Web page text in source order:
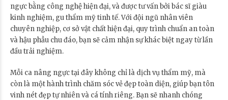
ngực bằng công nghệ hiện đại, và được tư vấn bởi bác sĩ giàu
kinh nghiệm, gu thẩm mỹ tinh tế. Với đội ngũ nhân viên
chuyên nghiệp, cơ sở vật chất hiện đại, quy trình chuẩn an toàn
và hậu phẫu chu đáo, bạn sẽ cảm nhận sự khác biệt ngay từ lần
đầu trải nghiệm.
Mỗi ca nâng ngực tại đây không chỉ là dịch vụ thẩm mỹ, mà
còn là một hành trình chăm sóc vẻ đẹp toàn diện, giúp bạn tôn
vinh nét đẹp tự nhiên và cá tính riêng. Bạn sẽ nhanh chóng